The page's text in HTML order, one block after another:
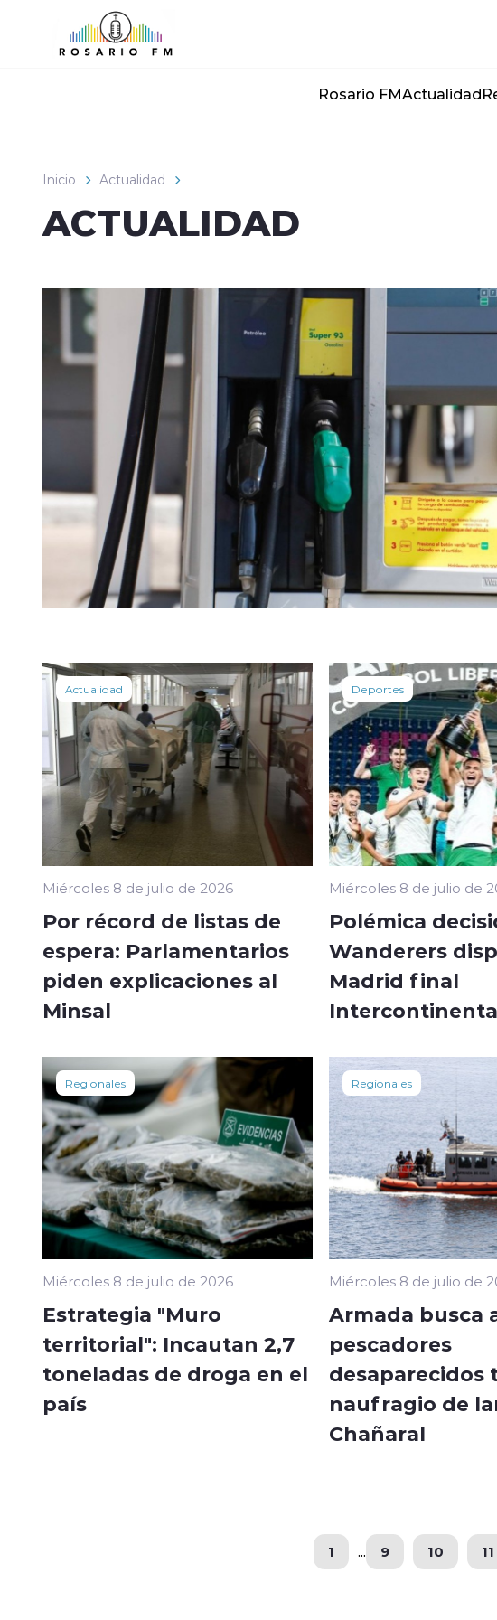
Click acá para ir directamente al contenido
Rosario FMActualidad
Inicio Actualidad
ACTUALIDAD
Actualidad
Miércoles 8 de julio de 2026
Por récord de listas de
espera: Parlamentarios
piden explicaciones al
Minsal
Deportes
Miércoles 8 de julio de
Polémica
Wanderers
Madrid final
Regionales
Miércoles 8 de julio de 2026
Estrategia "Muro
territorial": Incautan 2,7
toneladas de droga en el
país
Regionales
Miércoles 8 de julio de
Armada busca
pescadores
desaparecidos
naufragio de
Chañaral
1 ... 9 10 11